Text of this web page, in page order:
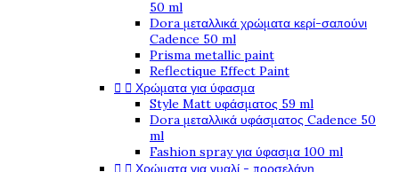
50 ml
Dora μεταλλικά χρώματα κερί-σαπούνι
Cadence 50 ml
Prisma metallic paint
Reflectique Effect Paint
  Χρώματα για ύφασμα
Style Matt υφάσματος 59 ml
Dora μεταλλικά υφάσματος Cadence 50
ml
Fashion spray για ύφασμα 100 ml
  Χρώματα για γυαλί - πορσελάνη